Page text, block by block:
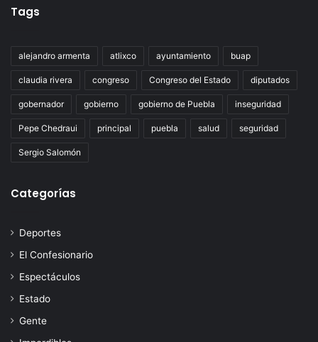
Tags
alejandro armenta atlixco ayuntamiento buap
claudia rivera congreso Congreso del Estado diputados
gobernador gobierno gobierno de Puebla inseguridad
Pepe Chedraui principal puebla salud seguridad
Sergio Salomón
Categorías
Deportes
El Confesionario
Espectáculos
Estado
Gente